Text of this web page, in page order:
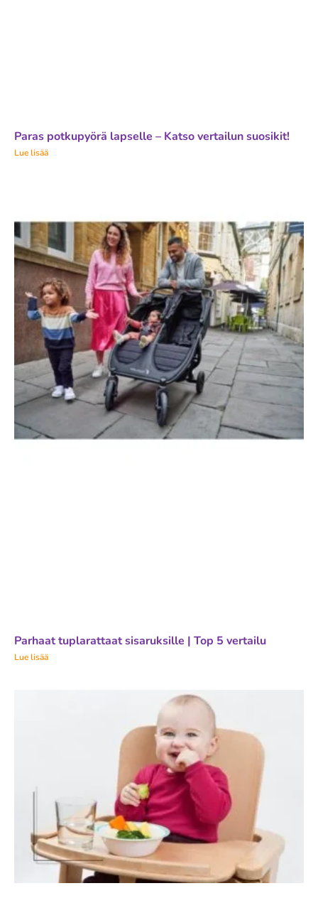
Paras potkupyörä lapselle – Katso vertailun suosikit!
Lue lisää
Parhaat tuplarattaat sisaruksille | Top 5 vertailu
Lue lisää